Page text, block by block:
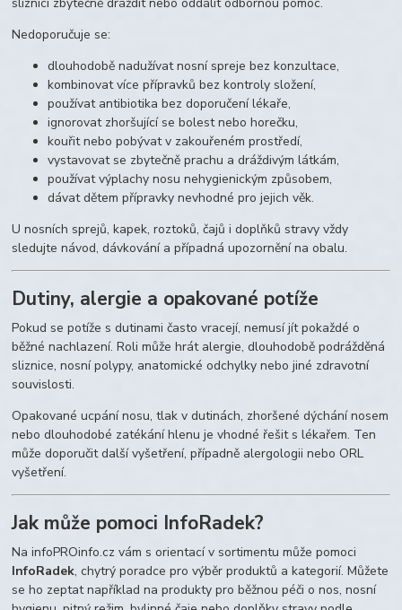
Nedoporučuje se:
dlouhodobě nadužívat nosní spreje bez konzultace,
kombinovat více přípravků bez kontroly složení,
používat antibiotika bez doporučení lékaře,
ignorovat zhoršující se bolest nebo horečku,
kouřit nebo pobývat v zakouřeném prostředí,
vystavovat se zbytečně prachu a dráždivým látkám,
používat výplachy nosu nehygienickým způsobem,
dávat dětem přípravky nevhodné pro jejich věk.
U nosních sprejů, kapek, roztoků, čajů i doplňků stravy vždy
sledujte návod, dávkování a případná upozornění na obalu.
Dutiny, alergie a opakované potíže
Pokud se potíže s dutinami často vracejí, nemusí jít pokaždé o
běžné nachlazení. Roli může hrát alergie, dlouhodobě podrážděná
sliznice, nosní polypy, anatomické odchylky nebo jiné zdravotní
souvislosti.
Opakované ucpání nosu, tlak v dutinách, zhoršené dýchání nosem
nebo dlouhodobé zatékání hlenu je vhodné řešit s lékařem. Ten
může doporučit další vyšetření, případně alergologii nebo ORL
vyšetření.
Jak může pomoci InfoRadek?
Na infoPROinfo.cz vám s orientací v sortimentu může pomoci
InfoRadek, chytrý poradce pro výběr produktů a kategorií. Můžete
se ho zeptat například na produkty pro běžnou péči o nos, nosní